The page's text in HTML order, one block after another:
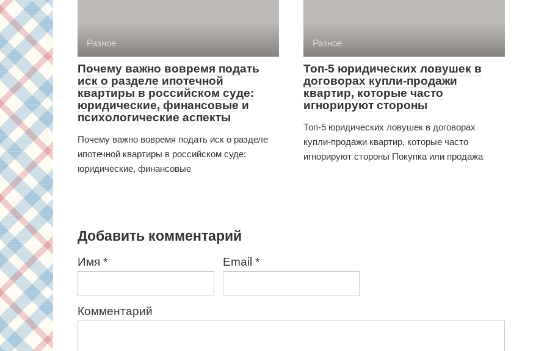
Разное
Почему важно вовремя подать
иск о разделе ипотечной
квартиры в российском суде:
юридические, финансовые и
психологические аспекты
Почему важно вовремя подать иск о разделе
ипотечной квартиры в российском суде:
юридические, финансовые
Разное
Топ-5 юридических ловушек в
договорах купли-продажи
квартир, которые часто
игнорируют стороны
Топ-5 юридических ловушек в договорах
купли-продажи квартир, которые часто
игнорируют стороны Покупка или продажа
Добавить комментарий
Имя * Email *
Комментарий